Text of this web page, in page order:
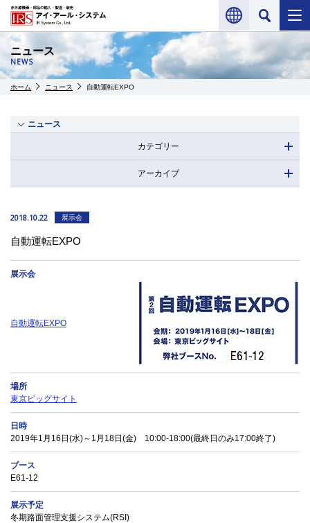
ニュース
NEWS
ホーム ニュース 自動運転EXPO
ニュース
カテゴリー
アーカイブ
2018.10.22 展示会
自動運転EXPO
展示会
自動運転EXPO
場所
東京ビッグサイト
日時
2019年1月16日(水)～1月18日(金) 10:00-18:00(最終日のみ17:00終了)
ブース
E61-12
展示予定
冬期路面管理支援システム(RSI)